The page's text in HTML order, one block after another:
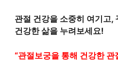
관절 건강을 소중히 여기고,
건강한 삶을 누려보세요!
“관절보궁을 통해 건강한